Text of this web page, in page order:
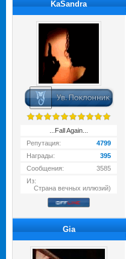
KaSandra
...Fall Again...
Репутация:
4799
Награды:
395
Сообщения:
3585
Из:
Страна вечных иллюзий)
Gia